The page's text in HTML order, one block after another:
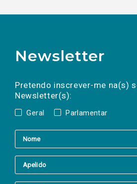
Newsletter
Pretendo inscrever-me na(s)
Newsletter(s):
Geral Parlamentar
a(s) newsletter(s).
mail